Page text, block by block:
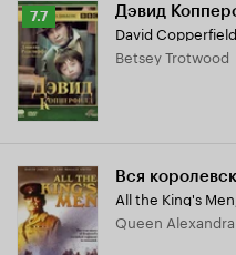
Рейтинг
Кинопоиска
7.7
7.7 Дэвид
David Copperfield
Betsey Trotwood
Вся
All the King's Men
Queen Alexandra